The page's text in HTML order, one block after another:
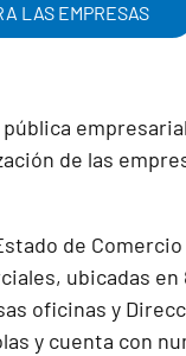
LAS EMPRESAS
de las
de
ubicadas en
oficinas y
y cuenta con